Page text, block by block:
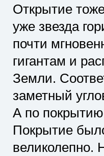
Открытие
уже звезда
почти
гигантам и
Земли.
заметный
А по
Покрытие
великолепно.